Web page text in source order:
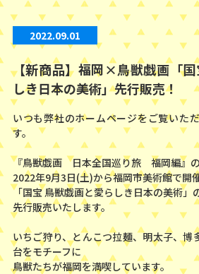
2022.09.01
【新商品】福岡×鳥獣戯画「国
しき日本の美術」先行販売！
いつも弊社のホームページをご覧いた
す。
『鳥獣戯画 日本全国巡り旅 福岡編』の
2022年9月3日(土)から福岡市美術館で開
「国宝 鳥獣戯画と愛らしき日本の美術」
先行販売いたします。
いちご狩り、とんこつ拉麺、明太子、博
台をモチーフに
鳥獣たちが福岡を満喫しています。